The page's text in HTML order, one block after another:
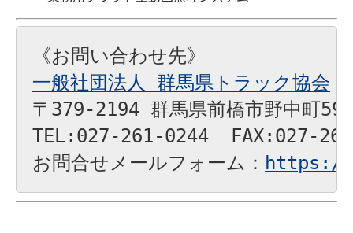
一般社団法人 群馬県トラック協会
〒379-2194 群馬県前橋市野中町595
TEL:027-261-0244  FAX:027-
お問合せメールフォーム：